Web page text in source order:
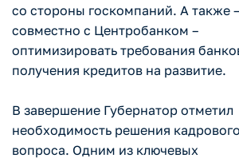
со стороны госкомпаний. А также
совместно с Центробанком –
оптимизировать требования
получения кредитов на развитие.
В завершение Губернатор отметил
необходимость решения кадрового
вопроса. Одним из ключевых